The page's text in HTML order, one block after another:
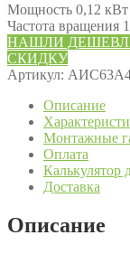
Мощность 0,12 кВт
Частота вращения
НАШЛИ
СКИДКУ
Артикул:
Описание
Монтажные
Оплата
Калькулятор
Доставка
Описание